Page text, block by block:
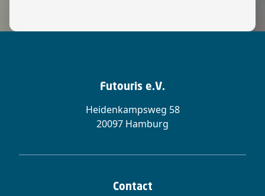
Futouris e.V.
Heidenkampsweg 58
20097 Hamburg
Contact